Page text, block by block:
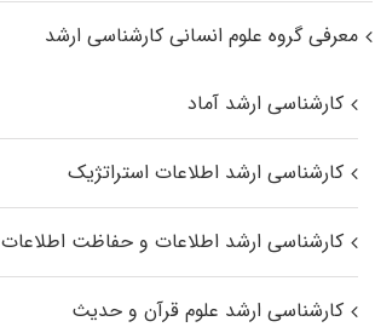
معرفی گروه علوم انسانی کارشناسی ارشد
کارشناسی ارشد آماد
کارشناسی ارشد اطلاعات استراتژیک
کارشناسی ارشد اطلاعات و حفاظت اطلاعات
کارشناسی ارشد علوم قرآن و حدیث